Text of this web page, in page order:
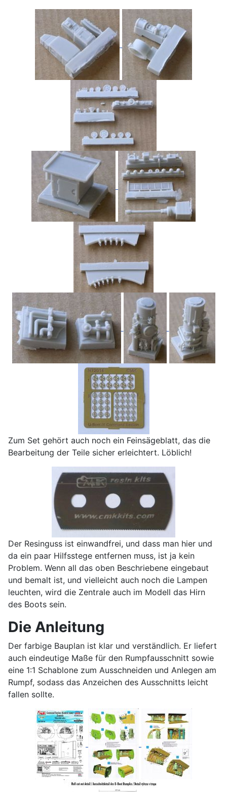
Zum Set gehört auch noch ein Feinsägeblatt, das die
Bearbeitung der Teile sicher erleichtert. Löblich!
Der Resinguss ist einwandfrei, und dass man hier und
da ein paar Hilfsstege entfernen muss, ist ja kein
Problem. Wenn all das oben Beschriebene eingebaut
und bemalt ist, und vielleicht auch noch die Lampen
leuchten, wird die Zentrale auch im Modell das Hirn
des Boots sein.
Die Anleitung
Der farbige Bauplan ist klar und verständlich. Er liefert
auch eindeutige Maße für den Rumpfausschnitt sowie
eine 1:1 Schablone zum Ausschneiden und Anlegen am
Rumpf, sodass das Anzeichen des Ausschnitts leicht
fallen sollte.